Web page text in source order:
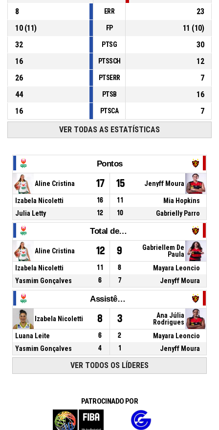
8
ERR
23
10(11) FP 11 (10)
32
PTSG
30
16
PTSSCH
12
26
PTSERR
7
44
PTSB
16
16
PTSCA 7
VER TODAS AS ESTATÍSTICAS
Pontos
Aline Cristina 17 15 Jenyff Moura
Izabela Nicoletti 16 11
Mia Hopkins
Julia Letty
12 10 Gabrielly Parro
Total de Rebotes
Aline Cristina 12 9
Gabriellem De
Paula
Izabela Nicoletti
11 8
Mayara Leoncio
Yasmim Gonçalves
6 7 Jenyff Moura
Assistências
Izabela Nicoletti 8 3
Ana Júlia
Rodrigues
Luana Leite
6 2
Mayara Leoncio
Yasmim Gonçalves
4 1 Jenyff Moura
VER TODOS OS LÍDERES
PATROCINADO POR